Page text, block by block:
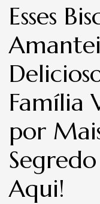
Esses
Família
por
Aqui!